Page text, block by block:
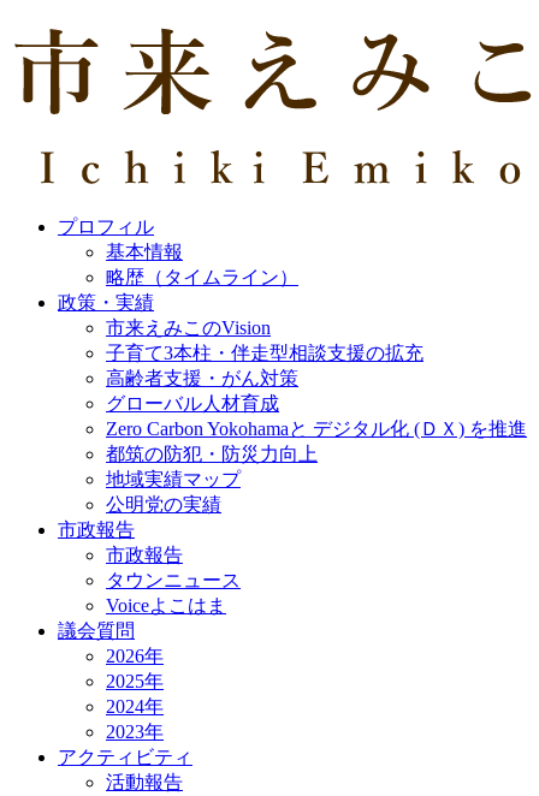
プロフィル
基本情報
略歴（タイムライン）
政策・実績
市来えみこのVision
子育て3本柱・伴走型相談支援の拡充
高齢者支援・がん対策
グローバル人材育成
Zero Carbon Yokohamaと デジタル化 (ＤＸ) を推進
都筑の防犯・防災力向上
地域実績マップ
公明党の実績
市政報告
市政報告
タウンニュース
Voiceよこはま
議会質問
2026年
2025年
2024年
2023年
アクティビティ
活動報告